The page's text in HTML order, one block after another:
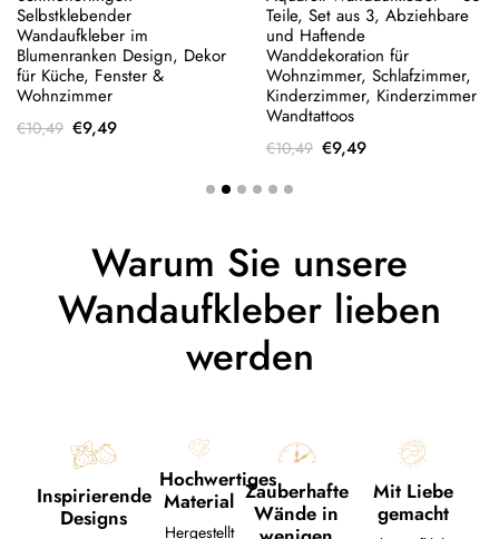
Selbstklebender
Wandaufkleber im
Blumenranken Design, Dekor
für Küche, Fenster &
Wohnzimmer
€10,49 €9,49
Teile, Set aus 3, Abziehbare
und Haftende
Wanddekoration für
Wohnzimmer, Schlafzimmer,
Kinderzimmer, Kinderzimmer
Wandtattoos
€10,49 €9,49
Warum Sie unsere
Wandaufkleber lieben
werden
Inspirierende
Designs
Hochwertiges
Material
Hergestellt
Zauberhafte
Wände in
Mit Liebe
gemacht